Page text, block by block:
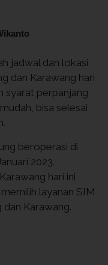
jadwal dan lokasi
dan Karawang hari
syarat perpanjang
bisa selesai
beroperasi di
2023.
hari ini
layanan SIM
Karawang.